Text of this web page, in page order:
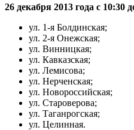
26 декабря 2013 года с 10:30
ул. 1-я Болдинская;
ул. 2-я Онежская;
ул. Винницкая;
ул. Кавказская;
ул. Лемисова;
ул. Нерченская;
ул. Новороссийская;
ул. Староверова;
ул. Таганрогская;
ул. Целинная.